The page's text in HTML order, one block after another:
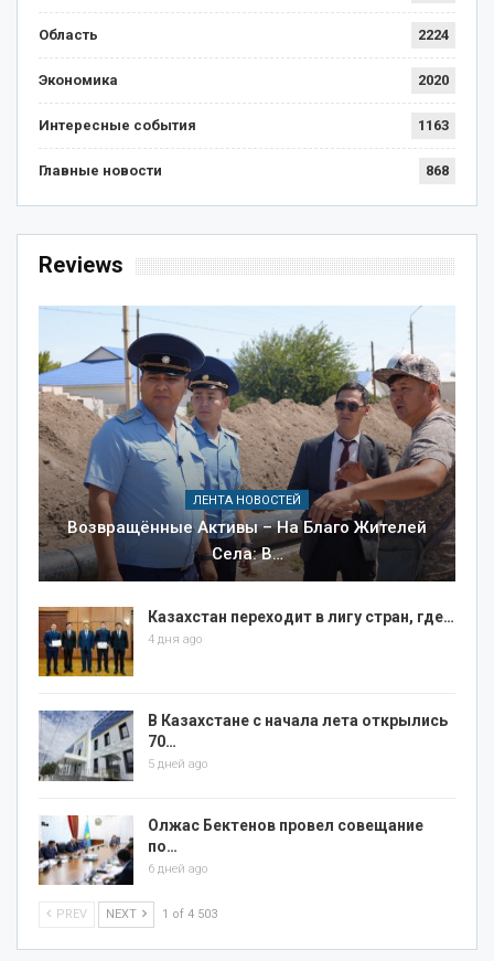
Область 2224
Экономика 2020
Интересные события 1163
Главные новости 868
Reviews
ЛЕНТА НОВОСТЕЙ
Возвращённые Активы – На Благо Жителей
Села: В…
Казахстан переходит в лигу стран, где…
4 дня ago
В Казахстане с начала лета открылись
70…
5 дней ago
Олжас Бектенов провел совещание
по…
6 дней ago
PREV NEXT 1 of 4 503